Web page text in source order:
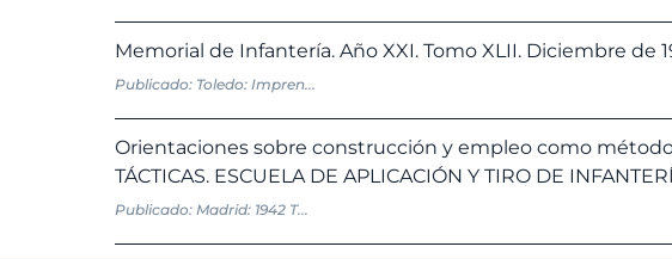
Memorial de Infantería. Año XXI. Tomo XLII. Diciembre de
Publicado: Toledo: Impren...
Orientaciones sobre construcción y empleo como
TÁCTICAS. ESCUELA DE APLICACIÓN Y TIRO DE
Publicado: Madrid: 1942 T...